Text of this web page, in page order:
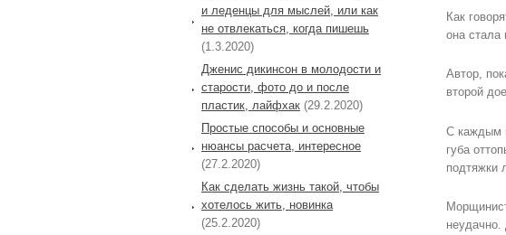
Как
она стала
Автор,
второй
С каждым
губа
подтяжки
неудачно.
и леденцы для мыслей, или как
не отвлекаться, когда пишешь
(1.3.2020)
Дженис дикинсон в молодости и
старости, фото до и после
пластик, лайфхак (29.2.2020)
Простые способы и основные
нюансы расчета, интересное
(27.2.2020)
Как сделать жизнь такой, чтобы
хотелось жить, новинка
(25.2.2020)